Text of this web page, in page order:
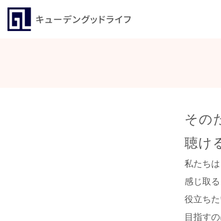
その
聴け
私たち
感じ取
役立ち
目指す